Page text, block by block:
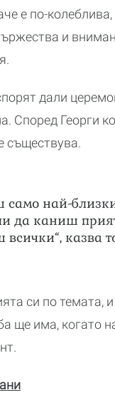
е по-
и
дали
Според Георги
съществува.
най-
да каниш
казва
си по темата,
ще има, когато